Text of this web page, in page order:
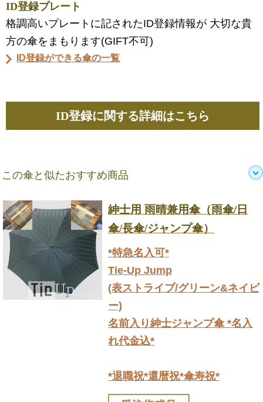
ID登録プレート
格調高いプレートに記されたID登録情報が 大切な貴
方の傘をまもります(GIFT不可)
ID登録ができる傘の一覧
ID登録に関する詳細はこちら
この傘と似たおすすめ商品
紳士用 雨晴兼用傘（雨傘/日
傘/長傘/ジャンプ傘）
*特急名入可*
Tie-Up Jump
(表ストライプ/グリーン&ネイビ
ー)
名前入り紳士ジャンプ傘 *名入
れ代金込*
*退職祝*還暦祝*傘寿祝*